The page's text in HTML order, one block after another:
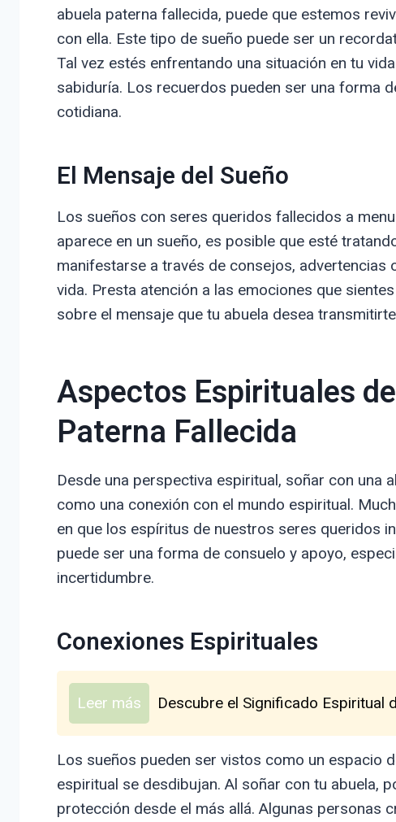
abuela paterna fallecida, puede que estemos
con ella. Este tipo de sueño puede ser un
Tal vez estés enfrentando una situación en tu
sabiduría. Los recuerdos pueden ser una forma
cotidiana.
El Mensaje del Sueño
Los sueños con seres queridos fallecidos a
aparece en un sueño, es posible que esté
manifestarse a través de consejos, advertencias
vida. Presta atención a las emociones que
sobre el mensaje que tu abuela desea
Aspectos Espirituales
Paterna Fallecida
Desde una perspectiva espiritual, soñar con una
como una conexión con el mundo espiritual.
en que los espíritus de nuestros seres queridos
puede ser una forma de consuelo y apoyo,
incertidumbre.
Conexiones Espirituales
Leer más Descubre el Significado Espiritual
Los sueños pueden ser vistos como un espacio
espiritual se desdibujan. Al soñar con tu abuela,
protección desde el más allá. Algunas personas